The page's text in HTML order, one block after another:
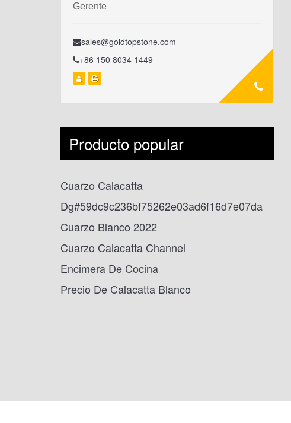
Gerente
sales@goldtopstone.com
+86 150 8034 1449
Producto popular
Cuarzo Calacatta
Dg#59dc9c236bf75262e03ad6f16d7e07da
Cuarzo Blanco 2022
Cuarzo Calacatta Channel
Encimera De Cocina
Precio De Calacatta Blanco